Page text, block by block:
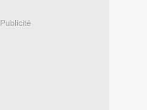
Publicité